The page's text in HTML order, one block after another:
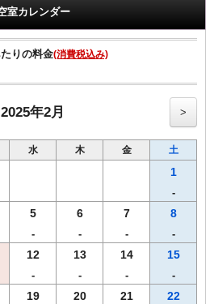
び頂けます。
き）
ぶ）（もも肉、唐揚げ）
和なでしこ卵・海鮮・生野菜）
り)、香の物
のご到着、19時30分までにご来店くだ
更になる場合がございます。
てご用意致します。
御膳は、関西出身の料理長によるご宿泊
りますが、２食付きご宿泊プランのみの
室カレンダー
りの料金(消費税込み)
2025年2月 >
水 木 金 土
1
-
5
-
6
-
7
-
8
-
12
-
13
-
14
-
15
-
19 20 21 22